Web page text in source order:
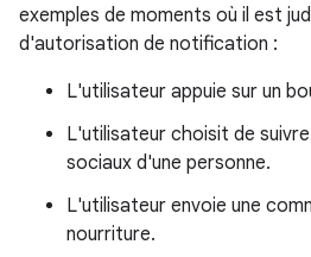
exemples de moments où il est
d'autorisation de notification :
L'utilisateur appuie sur un
L'utilisateur choisit de
sociaux d'une personne.
L'utilisateur envoie une
nourriture.